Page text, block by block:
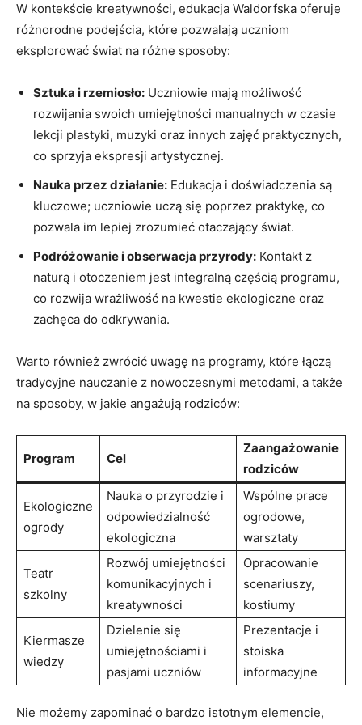
W kontekście kreatywności, edukacja Waldorfska ⁢oferuje
różnorodne podejścia, które pozwalają uczniom​
eksplorować świat na różne‌ sposoby:
Sztuka i rzemiosło: Uczniowie mają możliwość‌
rozwijania swoich umiejętności manualnych ​w czasie
lekcji plastyki, muzyki oraz innych zajęć praktycznych,
co sprzyja ekspresji⁤ artystycznej.
Nauka ⁣przez działanie: Edukacja i doświadczenia są
kluczowe; uczniowie uczą się poprzez praktykę, co
pozwala im‌ lepiej‍ zrozumieć otaczający świat.
Podróżowanie i ​obserwacja przyrody: Kontakt⁢ z
naturą i otoczeniem jest integralną​ częścią⁣ programu,‌
co rozwija wrażliwość na kwestie ekologiczne oraz
zachęca ⁤do odkrywania.
Warto również zwrócić uwagę na programy, ‌które⁤ łączą
tradycyjne nauczanie z⁤ nowoczesnymi metodami,‍ a także
na sposoby, ‍w jakie⁤ angażują rodziców:
Program Cel
Zaangażowanie
rodziców
Ekologiczne
ogrody
Nauka⁣ o ⁤przyrodzie i
odpowiedzialność​
ekologiczna
Wspólne⁤ prace
ogrodowe,
warsztaty
Teatr
szkolny
Rozwój umiejętności
komunikacyjnych i⁣
kreatywności
Opracowanie
scenariuszy,⁢
kostiumy
Kiermasze
wiedzy
Dzielenie się
⁢umiejętnościami​ i
pasjami uczniów
Prezentacje i
stoiska
informacyjne
Nie możemy zapominać o bardzo istotnym ​elemencie,